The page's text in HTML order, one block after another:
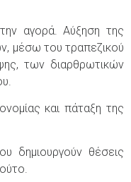
αγορά. Αύξηση της
μέσω του τραπεζικού
των διαρθρωτικών
και πάταξη της
θέσεις